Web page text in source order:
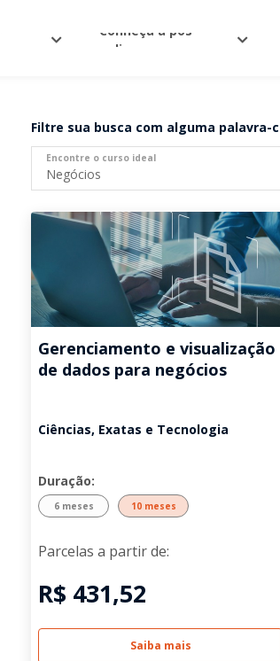
Conheça a pós
online
Filtre sua busca com alguma palavra-
Encontre o curso ideal
Gerenciamento e visualização
de dados para negócios
Ciências, Exatas e Tecnologia
Duração:
6 meses 10 meses
Parcelas a partir de:
R$ 431,52
Saiba mais